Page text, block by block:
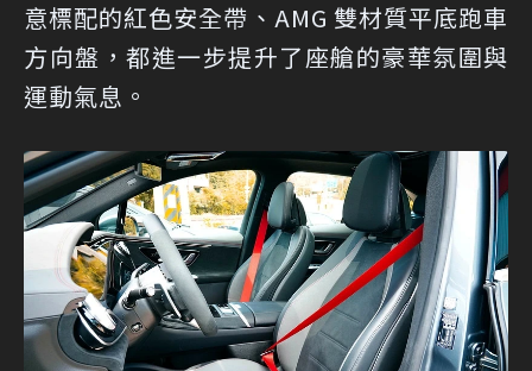
意標配的紅色安全帶、AMG 雙材質平底跑車
方向盤，都進一步提升了座艙的豪華氛圍與
運動氣息。